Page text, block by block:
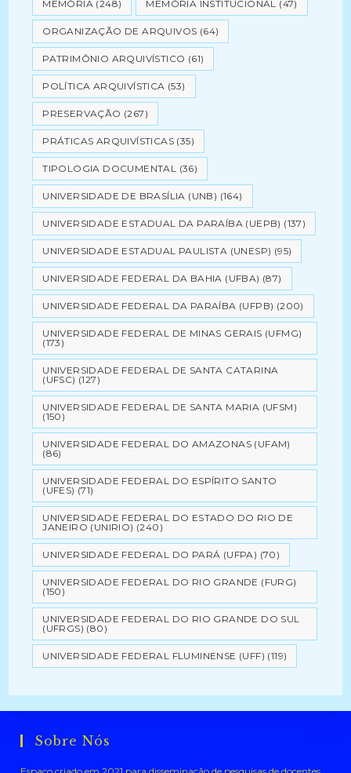
MEMÓRIA (248) MEMÓRIA INSTITUCIONAL (47)
ORGANIZAÇÃO DE ARQUIVOS (64)
PATRIMÔNIO ARQUIVÍSTICO (61)
POLÍTICA ARQUIVÍSTICA (53)
PRESERVAÇÃO (267)
PRÁTICAS ARQUIVÍSTICAS (35)
TIPOLOGIA DOCUMENTAL (36)
UNIVERSIDADE DE BRASÍLIA (UNB) (164)
UNIVERSIDADE ESTADUAL DA PARAÍBA (UEPB) (137)
UNIVERSIDADE ESTADUAL PAULISTA (UNESP) (95)
UNIVERSIDADE FEDERAL DA BAHIA (UFBA) (87)
UNIVERSIDADE FEDERAL DA PARAÍBA (UFPB) (200)
UNIVERSIDADE FEDERAL DE MINAS GERAIS (UFMG)
(173)
UNIVERSIDADE FEDERAL DE SANTA CATARINA
(UFSC) (127)
UNIVERSIDADE FEDERAL DE SANTA MARIA (UFSM)
(150)
UNIVERSIDADE FEDERAL DO AMAZONAS (UFAM)
(86)
UNIVERSIDADE FEDERAL DO ESPÍRITO SANTO
(UFES) (71)
UNIVERSIDADE FEDERAL DO ESTADO DO RIO DE
JANEIRO (UNIRIO) (240)
UNIVERSIDADE FEDERAL DO PARÁ (UFPA) (70)
UNIVERSIDADE FEDERAL DO RIO GRANDE (FURG)
(150)
UNIVERSIDADE FEDERAL DO RIO GRANDE DO SUL
(UFRGS) (80)
UNIVERSIDADE FEDERAL FLUMINENSE (UFF) (119)
Sobre Nós